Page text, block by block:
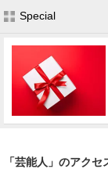
Special
「芸能人」のアク